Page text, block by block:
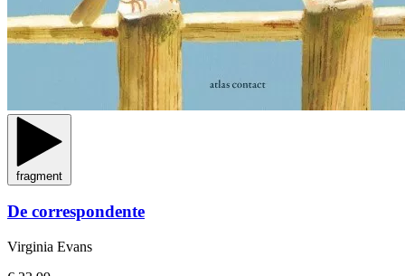
fragment
De correspondente
Virginia Evans